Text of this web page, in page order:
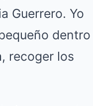
Guerrero. Yo
dentro
recoger los